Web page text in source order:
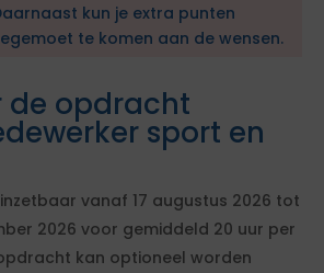
kun je extra punten
te komen aan de wensen.
de opdracht
sport en
vanaf 17 augustus 2026 tot
2026 voor gemiddeld 20 uur per
kan optioneel worden